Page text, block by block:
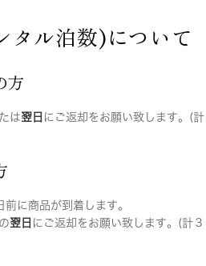
タル泊数)について
方
は翌日 にご返却をお願い致します。(計
に商品が到着します。
翌日 にご返却をお願い致します。(計３